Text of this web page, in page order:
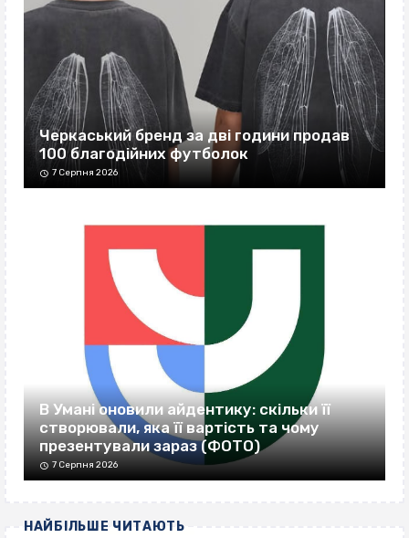
Черкаський бренд за дві години продав
100 благодійних футболок
7 Серпня 2026
В Умані оновили айдентику: скільки її
створювали, яка її вартість та чому
презентували зараз (ФОТО)
7 Серпня 2026
НАЙБІЛЬШЕ ЧИТАЮТЬ